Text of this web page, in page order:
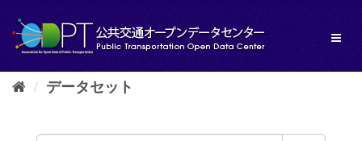
し
データセット